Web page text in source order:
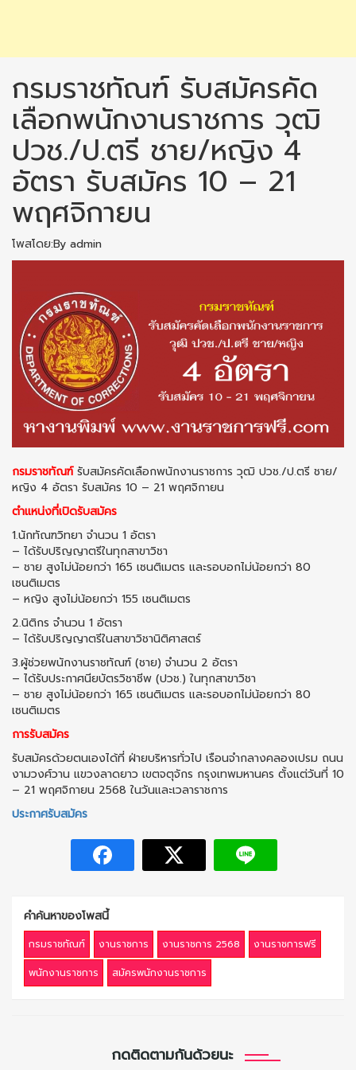
กรมราชทัณฑ์ รับสมัครคัด
เลือกพนักงานราชการ วุฒิ
ปวช./ป.ตรี ชาย/หญิง 4
อัตรา รับสมัคร 10 – 21
พฤศจิกายน
โพสโดย:By admin
กรมราชทัณฑ์รับสมัครคัดเลือกพนักงานราชการ วุฒิ ปวช./ป.ตรี ชาย/
หญิง 4 อัตรา รับสมัคร 10 – 21 พฤศจิกายน
ตำแหน่งที่เปิดรับสมัคร
1.นักทัณฑวิทยา จำนวน 1 อัตรา
– ได้รับปริญญาตรีในทุกสาขาวิชา
– ชาย สูงไม่น้อยกว่า 165 เซนติเมตร และรอบอกไม่น้อยกว่า 80
เซนติเมตร
– หญิง สูงไม่น้อยกว่า 155 เซนติเมตร
2.นิติกร จำนวน 1 อัตรา
– ได้รับปริญญาตรีในสาขาวิชานิติศาสตร์
3.ผู้ช่วยพนักงานราชทัณฑ์ (ชาย) จำนวน 2 อัตรา
– ได้รับประกาศนียบัตรวิชาชีพ (ปวช.) ในทุกสาขาวิชา
– ชาย สูงไม่น้อยกว่า 165 เซนติเมตร และรอบอกไม่น้อยกว่า 80
เซนติเมตร
การรับสมัคร
รับสมัครด้วยตนเองได้ที่ ฝ่ายบริหารทั่วไป เรือนจำกลางคลองเปรม ถนน
งามวงศ์วาน แขวงลาดยาว เขตจตุจักร กรุงเทพมหานคร ตั้งแต่วันที่ 10
– 21 พฤศจิกายน 2568 ในวันและเวลาราชการ
ประกาศรับสมัคร
คำค้นหาของโพสนี้
กรมราชทัณฑ์ งานราชการ งานราชการ 2568
งานราชการฟรี
พนักงานราชการ
สมัครพนักงานราชการ
กดติดตามกันด้วยนะ